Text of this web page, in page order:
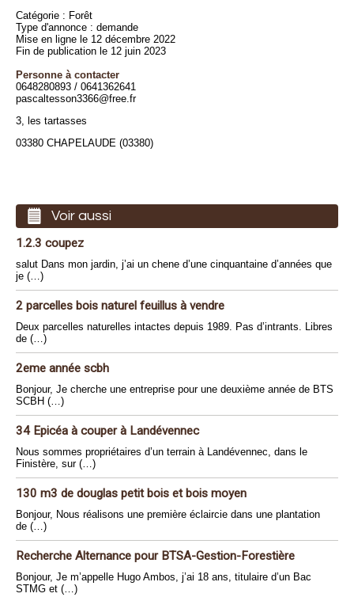
Catégorie : Forêt
Type d'annonce : demande
Mise en ligne le 12 décembre 2022
Fin de publication le 12 juin 2023
Personne à contacter
0648280893 / 0641362641
pascaltesson3366@free.fr
3, les tartasses
03380 CHAPELAUDE (03380)
Voir aussi
1.2.3 coupez
salut Dans mon jardin, j’ai un chene d’une cinquantaine d’années que
je (…)
2 parcelles bois naturel feuillus à vendre
Deux parcelles naturelles intactes depuis 1989. Pas d’intrants. Libres
de (…)
2eme année scbh
Bonjour, Je cherche une entreprise pour une deuxième année de BTS
SCBH (…)
34 Epicéa à couper à Landévennec
Nous sommes propriétaires d’un terrain à Landévennec, dans le
Finistère, sur (…)
130 m3 de douglas petit bois et bois moyen
Bonjour, Nous réalisons une première éclaircie dans une plantation
de (…)
Recherche Alternance pour BTSA-Gestion-Forestière
Bonjour, Je m’appelle Hugo Ambos, j’ai 18 ans, titulaire d’un Bac
STMG et (…)